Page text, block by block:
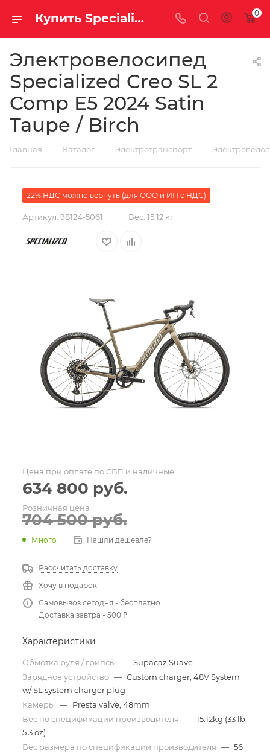
Купить Specialized Creo SL 2 Comp E5 2024 Satin Taupe / Birch за рублей, а со скидкой 634 800 руб. 0
Электровелосипед
Specialized Creo SL 2
Comp E5 2024 Satin
Taupe / Birch
Главная — Каталог — Электротранспорт —
22% НДС можно вернуть (для ООО и ИП с НДС)
Артикул: 98124-5061 Вес: 15.12 кг.
Цена при оплате по СБП и наличные
634 800 руб.
Розничная цена
704 500руб.
Много Нашли дешевле?
Рассчитать доставку
Хочу в подарок
Самовывоз сегодня - бесплатно
Доставка завтра - 500 ₽
Характеристики
Обмотка руля / грипсы — Supacaz Suave
Зарядное устройство — Custom charger, 48V System
w/ SL system charger plug
Камеры — Presta valve, 48mm
Вес по спецификации производителя — 15.12kg (33 lb,
5.3 oz)
Вес размера по спецификации производителя — 56